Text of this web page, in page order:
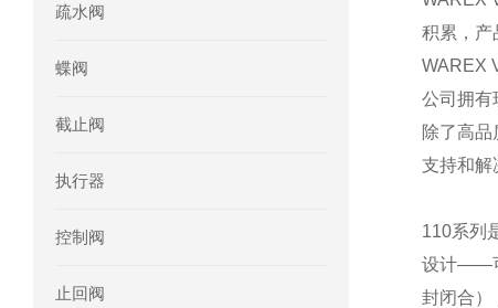
疏水阀
蝶阀
截止阀
执行器
控制阀
止回阀
积累，产
WAREX
公司拥有
除了高
支持和解
110系列
设计——
封闭合）